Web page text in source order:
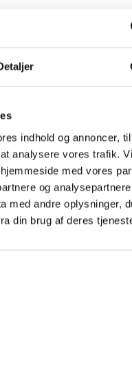
indhold og annoncer,
analysere vores trafik.
med vores
og
med andre oplysninger,
din brug af deres
06
75,00
Tilføj til